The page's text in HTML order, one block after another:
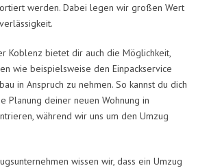
werden. Dabei legen wir großen Wert
Koblenz bietet dir auch die Möglichkeit,
wie beispielsweise den Einpackservice
in Anspruch zu nehmen. So kannst du dich
Planung deiner neuen Wohnung in
während wir uns um den Umzug
wissen wir, dass ein Umzug